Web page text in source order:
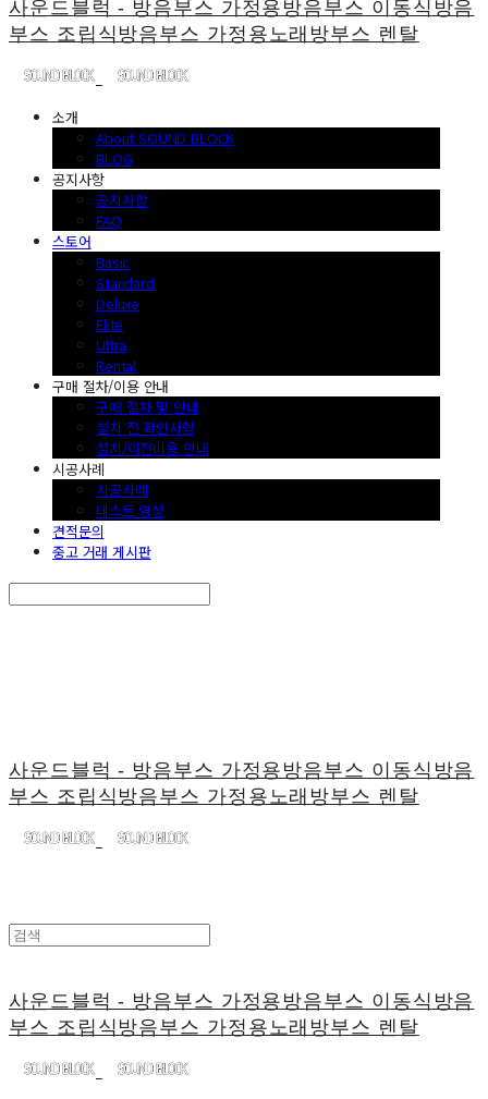
사운드블럭 - 방음부스 가정용방음부스 이동식방음
부스 조립식방음부스 가정용노래방부스 렌탈
소개
About SOUND BLOCK
BLOG
공지사항
공지사항
FAQ
스토어
Basic
Standard
Deluxe
Elite
Ultra
Rental
구매 절차/이용 안내
구매 절차 및 안내
설치 전 확인사항
설치/이전비용 안내
시공사례
시공사례
테스트 영상
견적문의
중고 거래 게시판
사운드블럭 - 방음부스 가정용방음부스 이동식방음
부스 조립식방음부스 가정용노래방부스 렌탈
사운드블럭 - 방음부스 가정용방음부스 이동식방음
부스 조립식방음부스 가정용노래방부스 렌탈